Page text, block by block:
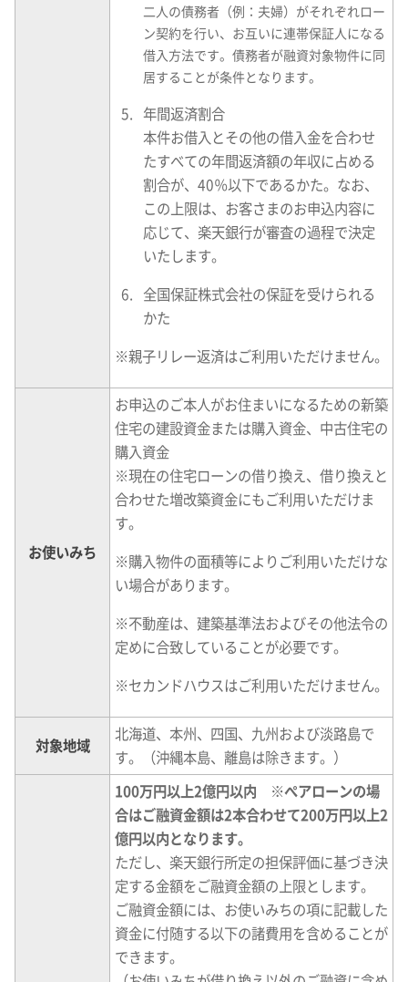
二人の債務者（例：夫婦）がそれぞれロー
ン契約を行い、お互いに連帯保証人になる
借入方法です。債務者が融資対象物件に同
居することが条件となります。
年間返済割合
本件お借入とその他の借入金を合わせ
たすべての年間返済額の年収に占める
割合が、40％以下であるかた。なお、
この上限は、お客さまのお申込内容に
応じて、楽天銀行が審査の過程で決定
いたします。
全国保証株式会社の保証を受けられる
かた
※親子リレー返済はご利用いただけません。
お使いみち
お申込のご本人がお住まいになるための新築
住宅の建設資金または購入資金、中古住宅の
購入資金
※現在の住宅ローンの借り換え、借り換えと
合わせた増改築資金にもご利用いただけま
す。
※購入物件の面積等によりご利用いただけな
い場合があります。
※不動産は、建築基準法およびその他法令の
定めに合致していることが必要です。
※セカンドハウスはご利用いただけません。
対象地域
北海道、本州、四国、九州および淡路島で
す。（沖縄本島、離島は除きます。）
100万円以上2億円以内 ※ぺアローンの場
合はご融資金額は2本合わせて200万円以上2
億円以内となります。
ただし、楽天銀行所定の担保評価に基づき決
定する金額をご融資金額の上限とします。
ご融資金額には、お使いみちの項に記載した
資金に付随する以下の諸費用を含めることが
できます。